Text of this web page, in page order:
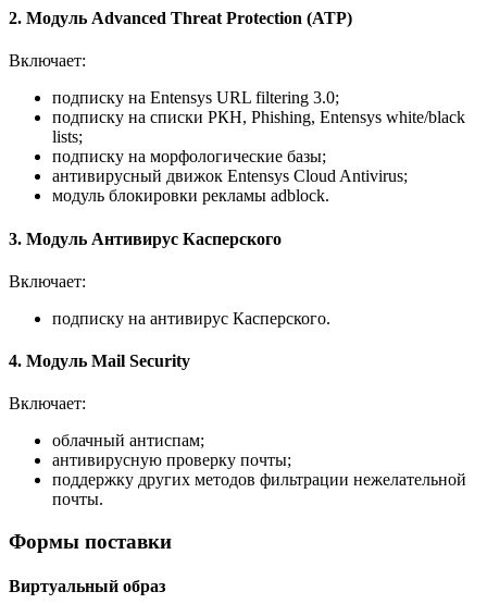
2. Модуль Advanced Threat Protection (ATP)
Включает:
подписку на Entensys URL filtering 3.0;
подписку на списки РКН, Phishing, Entensys white/black
lists;
подписку на морфологические базы;
антивирусный движок Entensys Cloud Antivirus;
модуль блокировки рекламы adblock.
3. Модуль Антивирус Касперского
Включает:
подписку на антивирус Касперского.
4. Модуль Mail Security
Включает:
облачный антиспам;
антивирусную проверку почты;
поддержку других методов фильтрации нежелательной
почты.
Формы поставки
Виртуальный образ